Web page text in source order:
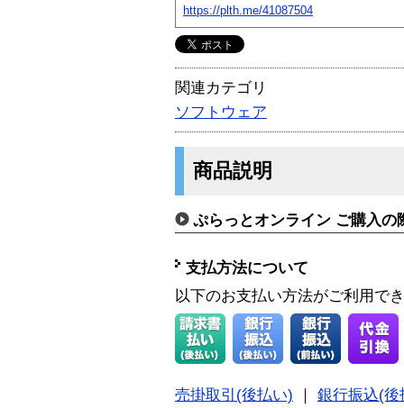
https://plth.me/41087504
関連カテゴリ
ソフトウェア
商品説明
ぷらっとオンライン ご購入の
支払方法について
以下のお支払い方法がご利用で
売掛取引(後払い)
銀行振込(後